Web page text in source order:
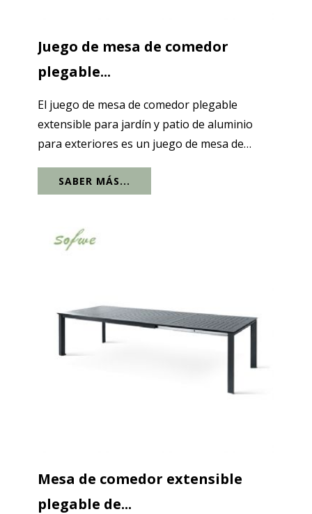
Juego de mesa de comedor
plegable...
El juego de mesa de comedor plegable
extensible para jardín y patio de aluminio
para exteriores es un juego de mesa de
producto está fabricado con material de
SABER MÁS...
Mesa de comedor extensible
plegable de...